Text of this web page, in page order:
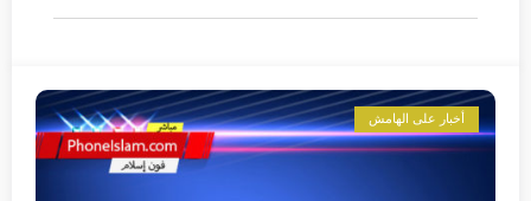
أخبار على الهامش